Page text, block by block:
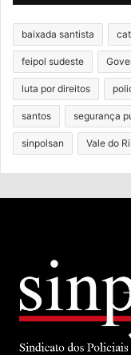
baixada santista
feipol sudeste
luta por direitos
santos segurança
sinpolsan Vale do